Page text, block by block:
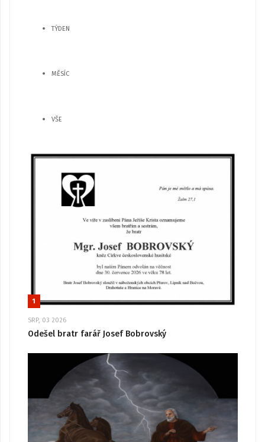
TÝDEN
MĚSÍC
VŠE
1
SRP, 03 2026
Odešel bratr farář Josef Bobrovský